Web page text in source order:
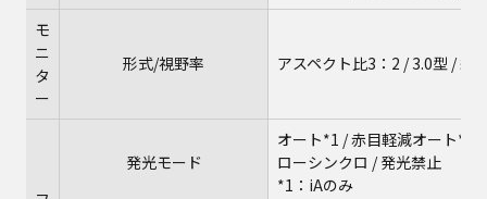
モ
ニ
タ
ー
形式/視野率 アスペクト比3：2 / 3.0型 / 約
発光モード
オート*1 / 赤目軽減オート*1
ローシンクロ / 発光禁止
*1：iAのみ